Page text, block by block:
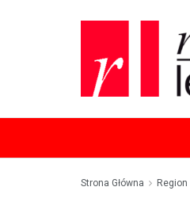
Strona Główna Region